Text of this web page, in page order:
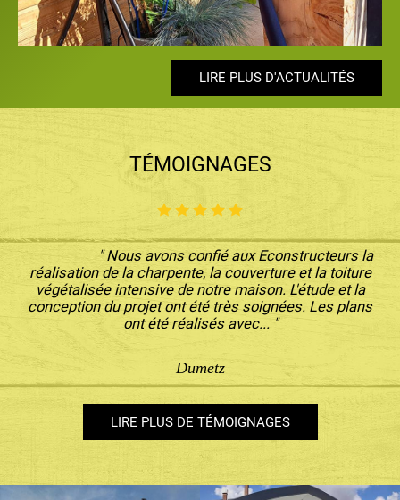
LIRE PLUS D'ACTUALITÉS
LIRE PLUS D'ACTUALITÉS
LIRE PLUS D'ACTUALITÉS
LIRE PLUS D'ACTUALITÉS
LIRE PLUS D'ACTUALITÉS
TÉMOIGNAGES
" Nous avons confié aux Econstructeurs la
réalisation de la charpente, la couverture et la toiture
végétalisée intensive de notre maison. L'étude et la
conception du projet ont été très soignées. Les plans
ont été réalisés avec... "
Dumetz
LIRE PLUS DE TÉMOIGNAGES